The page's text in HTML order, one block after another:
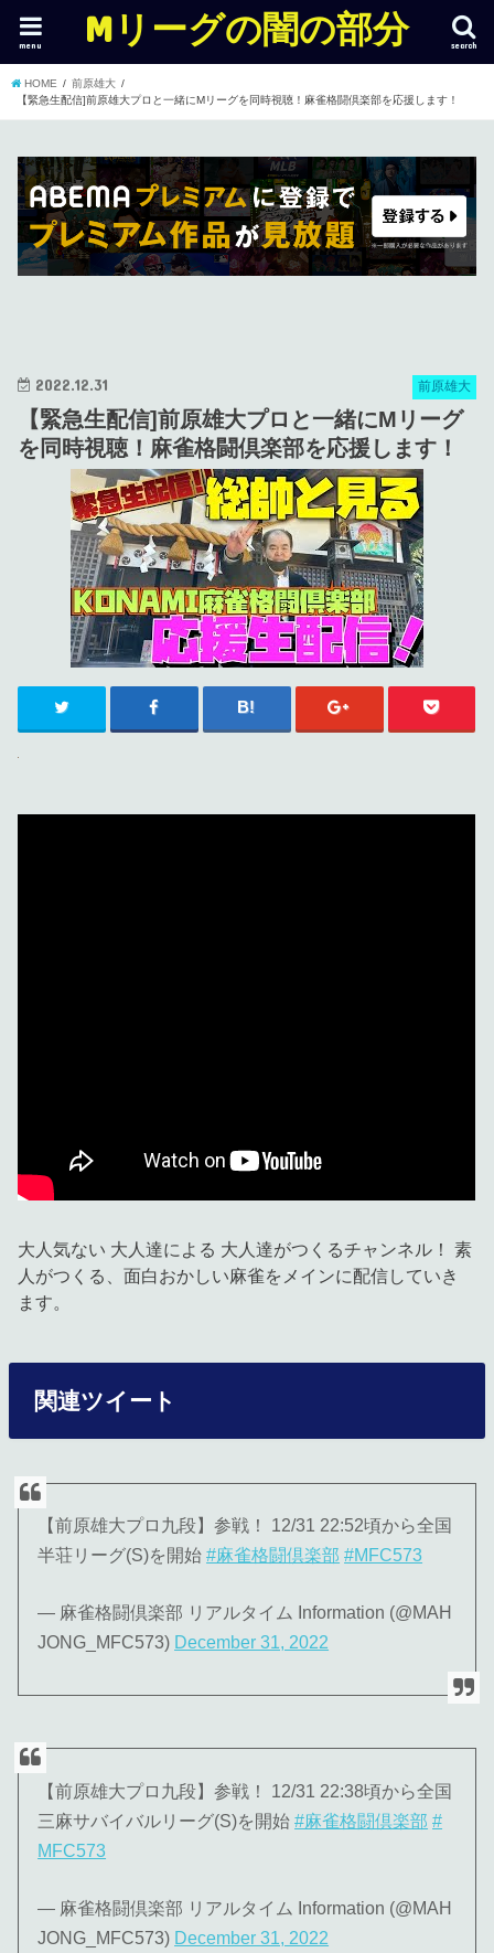
Mリーグの闇の部分 search
menu
HOME
前原雄大
【緊急生配信]前原雄大プロと一緒にMリーグを同時視聴！麻雀格闘倶楽部を応援します！
前原雄大
2022.12.31
【緊急生配信]前原雄大プロと一緒にMリーグ
を同時視聴！麻雀格闘倶楽部を応援します！
大人気ない 大人達による 大人達がつくるチャンネル！ 素
人がつくる、面白おかしい麻雀をメインに配信していき
ます。
関連ツイート
【前原雄大プロ九段】参戦！ 12/31 22:52頃から全国
半荘リーグ(S)を開始#麻雀格闘倶楽部 #MFC573
— 麻雀格闘倶楽部 リアルタイム Information (@MAH
JONG_MFC573) December 31, 2022
【前原雄大プロ九段】参戦！ 12/31 22:38頃から全国
三麻サバイバルリーグ(S)を開始#麻雀格闘倶楽部 #
MFC573
— 麻雀格闘倶楽部 リアルタイム Information (@MAH
JONG_MFC573) December 31, 2022